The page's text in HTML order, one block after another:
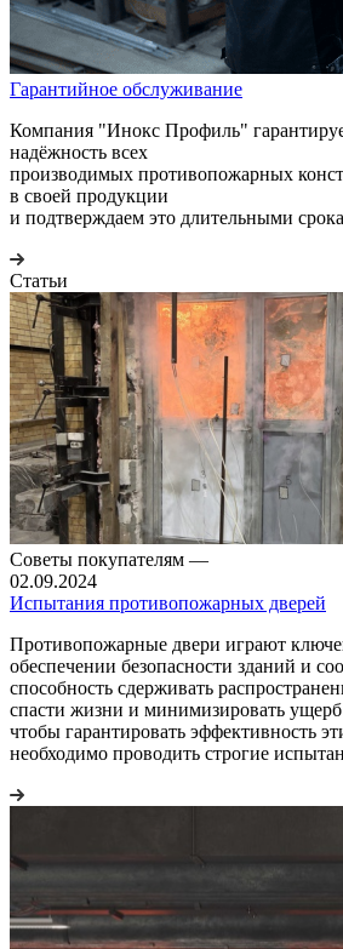
Гарантийное обслуживание
Компания "Инокс Профиль"
надёжность всех
производимых противопожарных
в своей продукции
и подтверждаем это длительными
Статьи
Советы покупателям —
02.09.2024
Испытания противопожарных дверей
Противопожарные двери играют
обеспечении безопасности зданий и
способность сдерживать
спасти жизни и минимизировать
чтобы гарантировать эффективность
необходимо проводить строгие